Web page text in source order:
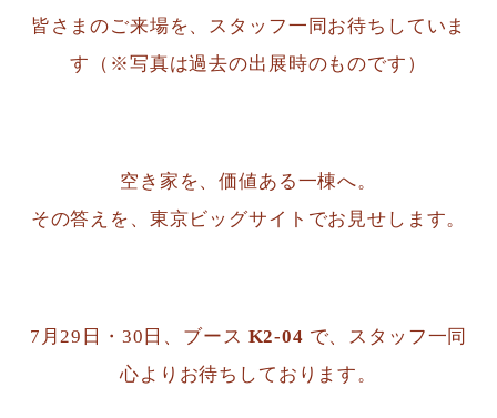
皆さまのご来場を、スタッフ一同お待ちしていま
す（※写真は過去の出展時のものです）
空き家を、価値ある一棟へ。
その答えを、東京ビッグサイトでお見せします。
7月29日・30日、ブース K2-04 で、スタッフ一同
心よりお待ちしております。